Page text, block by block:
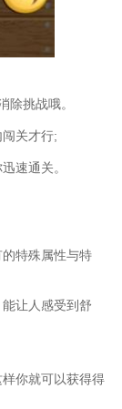
除挑战哦。
关才行;
速通关。
特殊属性与特
让人感受到舒
你就可以获得得